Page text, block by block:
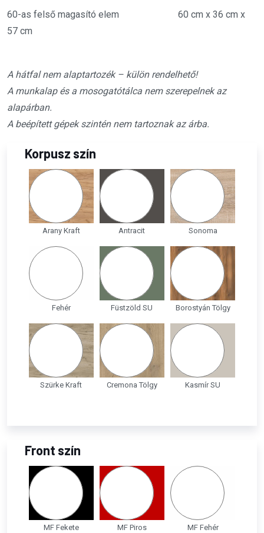
60-as felső magasító elem 60 cm x 36 cm x
57 cm
A hátfal nem alaptartozék – külön rendelhető!
A munkalap és a mosogatótálca nem szerepelnek az
alapárban.
A beépített gépek szintén nem tartoznak az árba.
Korpusz szín
Arany Kraft Antracit Sonoma
Fehér Füstzöld SU Borostyán Tölgy
Szürke Kraft Cremona Tölgy Kasmír SU
Front szín
MF Fekete MF Piros MF Fehér